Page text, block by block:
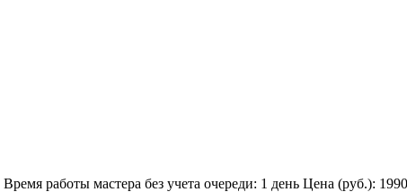
Время работы мастера без учета очереди: 1 день Цена (руб.):